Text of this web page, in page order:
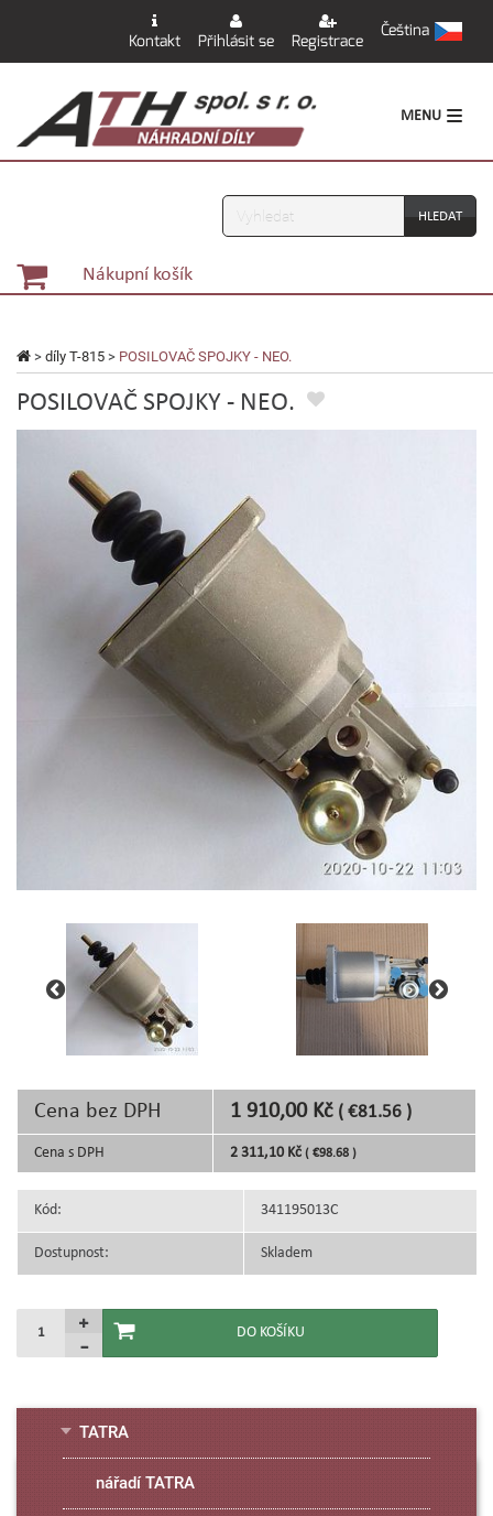
Kontakt Přihlásit se Registrace
Čeština
MENU
Vyhledávání
Nákupní košík
> díly T-815 > POSILOVAČ SPOJKY - NEO.
POSILOVAČ SPOJKY - NEO.
Cena bez DPH 1 910,00 Kč ( €81.56 )
Cena s DPH 2 311,10 Kč ( €98.68 )
Kód: 341195013C
Dostupnost: Skladem
TATRA
nářadí TATRA